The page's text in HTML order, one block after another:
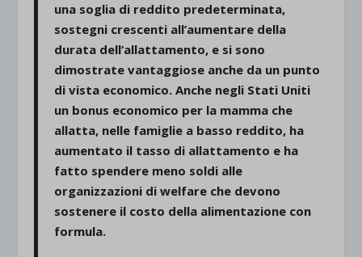
una soglia di reddito predeterminata,
sostegni crescenti all’aumentare della
durata dell’allattamento, e si sono
dimostrate vantaggiose anche da un punto
di vista economico. Anche negli Stati Uniti
un bonus economico per la mamma che
allatta, nelle famiglie a basso reddito, ha
aumentato il tasso di allattamento e ha
fatto spendere meno soldi alle
organizzazioni di welfare che devono
sostenere il costo della alimentazione con
formula.